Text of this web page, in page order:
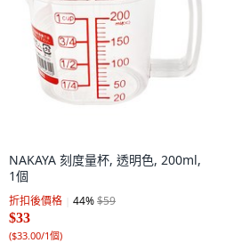
NAKAYA 刻度量杯, 透明色, 200ml,
1個
折扣後價格 44%$59
$33
($33.00/1個)